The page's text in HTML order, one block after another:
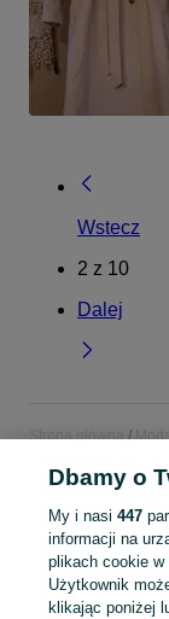
Wstecz
2 z 10
Dalej
Strona główna
KATEGORIA
Dbamy o
My i nasi 447
informacji na
plikach cookie w
Użytkownik
klikając poniżej